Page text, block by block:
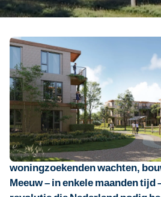
Sneller bouwen
Slimmer wonen
Gemeentes moeten het weten:
woningnood bestaat al. Terwijl
woningzoekenden wachten,
Meeuw – in enkele maanden tijd